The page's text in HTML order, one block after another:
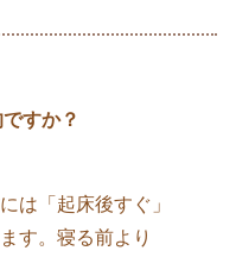
すか？
は「起床後すぐ」
す。寝る前より